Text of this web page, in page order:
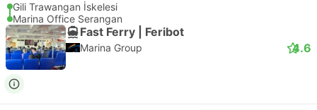
Gili Trawangan İskelesi
Marina Office Serangan
Fast Ferry | Feribot
Marina Group 4.6